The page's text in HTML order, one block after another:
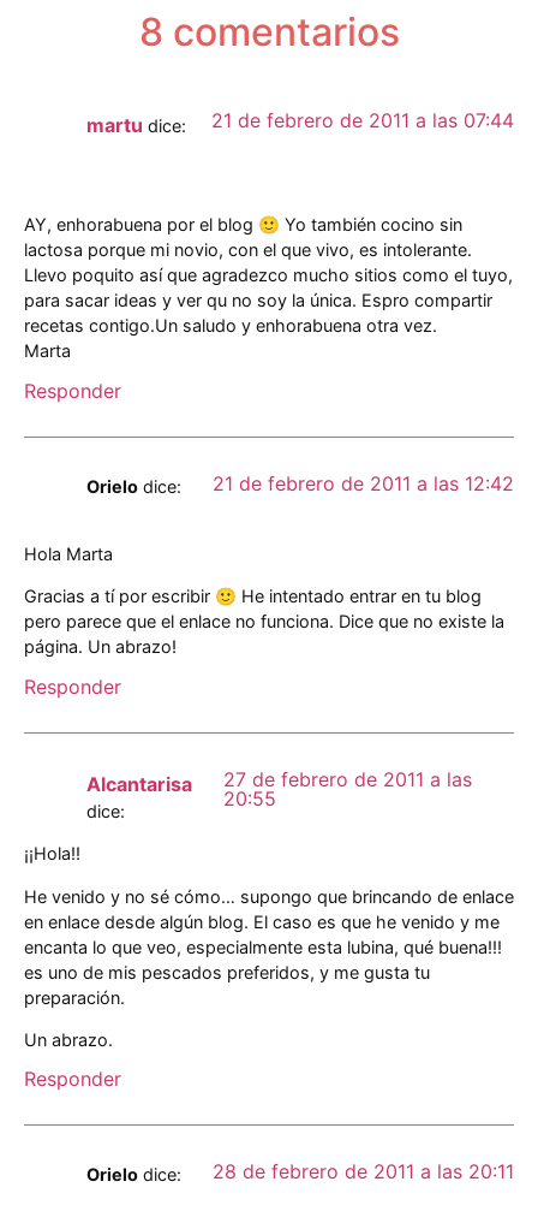
8 comentarios
martu dice: 21 de febrero de 2011 a las 07:44
AY, enhorabuena por el blog 🙂 Yo también cocino sin
lactosa porque mi novio, con el que vivo, es intolerante.
Llevo poquito así que agradezco mucho sitios como el tuyo,
para sacar ideas y ver qu no soy la única. Espro compartir
recetas contigo.Un saludo y enhorabuena otra vez.
Marta
Responder
Orielo dice: 21 de febrero de 2011 a las 12:42
Hola Marta
Gracias a tí por escribir 🙂 He intentado entrar en tu blog
pero parece que el enlace no funciona. Dice que no existe la
página. Un abrazo!
Responder
Alcantarisa
dice:
27 de febrero de 2011 a las
20:55
¡¡Hola!!
He venido y no sé cómo… supongo que brincando de enlace
en enlace desde algún blog. El caso es que he venido y me
encanta lo que veo, especialmente esta lubina, qué buena!!!
es uno de mis pescados preferidos, y me gusta tu
preparación.
Un abrazo.
Responder
Orielo dice: 28 de febrero de 2011 a las 20:11